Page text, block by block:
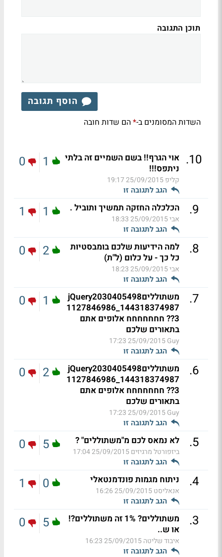
תוכן התגובה
הוסף תגובה
השדות המסומנים ב-*הם שדות חובה
10
. אוי הגרף!! בשם השמיים זה בלתי
ניתפס!!!
קליפ25/09/2015 19:17
הגב לתגובה זו
1
0
9
. הכלכלה החזקה תמשיך ותוביל .
אבי25/09/2015 18:33
הגב לתגובה זו
1
1
8
.
למה הידיעות שלכם בומבסטיות
כל כך - על כלום (ל"ת)
אבי25/09/2015 18:23
הגב לתגובה זו
2
0
7
.
משתולליםjQuery2030405498
1127846986_144318374987
3?? חחחחחחח אלופים אתם
בתאורים שלכם
Guy
25/09/2015 17:23
הגב לתגובה זו
1
0
6
.
משתולליםjQuery2030405498
1127846986_144318374987
3?? חחחחחחח אלופים אתם
בתאורים שלכם
Guy
25/09/2015 17:23
הגב לתגובה זו
2
0
5
. לא נמאס לכם מ"משתוללים" ?
ביזפורטל מרגיזים25/09/2015 17:04
הגב לתגובה זו
5
0
4
. ניתוח מגמות פונדמנטאלי
אנאליסט25/09/2015 16:26
הגב לתגובה זו
0
1
3
.
משתוללים? 1% זה משתוללים?!
או ש..
איבוד שליטה25/09/2015 16:23
הגב לתגובה זו
5
0